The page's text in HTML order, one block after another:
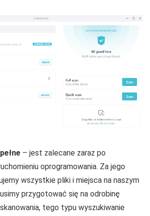
– jest zalecane zaraz po
oprogramowania. Za jego
wszystkie pliki i miejsca na naszym
przygotować się na odrobinę
tego typu wyszukiwanie